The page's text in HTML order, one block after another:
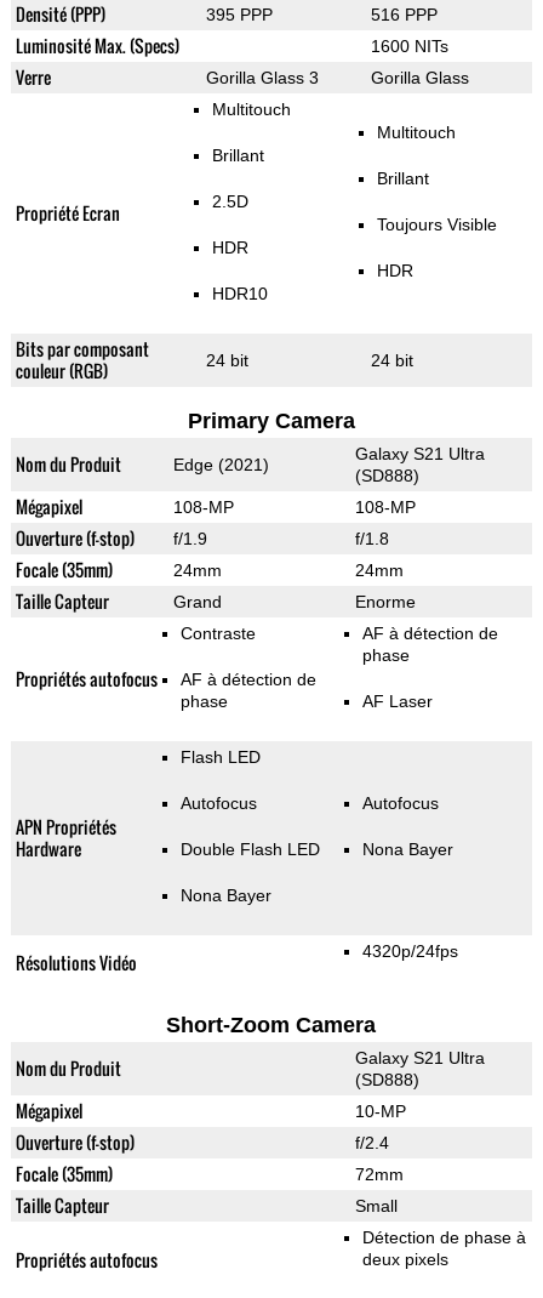
Densité (PPP) 395 PPP 516 PPP
Luminosité Max. (Specs) 1600 NITs
Verre Gorilla Glass 3 Gorilla Glass
Propriété Ecran
Multitouch
Brillant
2.5D
HDR
HDR10
Multitouch
Brillant
Toujours Visible
HDR
Bits par composant
couleur (RGB)
24 bit 24 bit
Primary Camera
Nom du Produit Edge (2021)
Galaxy S21 Ultra
(SD888)
Mégapixel 108-MP 108-MP
Ouverture (f-stop) f/1.9 f/1.8
Focale (35mm) 24mm 24mm
Taille Capteur Grand Enorme
Propriétés autofocus
Contraste
AF à détection de
phase
AF à détection de
phase
AF Laser
APN Propriétés
Hardware
Flash LED
Autofocus
Double Flash LED
Nona Bayer
Autofocus
Nona Bayer
Résolutions Vidéo 4320p/24fps
Short-Zoom Camera
Nom du Produit
Galaxy S21 Ultra
(SD888)
Mégapixel 10-MP
Ouverture (f-stop) f/2.4
Focale (35mm) 72mm
Taille Capteur Small
Propriétés autofocus
Détection de phase à
deux pixels